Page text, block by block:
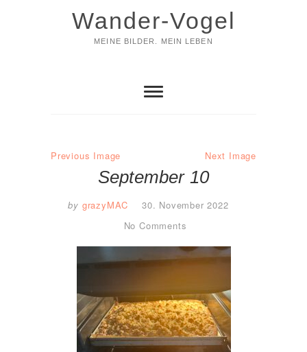
Wander-Vogel
MEINE BILDER. MEIN LEBEN
Previous Image Next Image
September 10
by grazyMAC
30. November 2022
No Comments